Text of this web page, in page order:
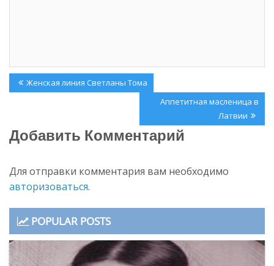
Навигация
по
Previous
Post:
Женская линия Светланы Тома
Next
Аппетитная масленица в
Латвии
Добавить Комментарий
Для отправки комментария вам необходимо
авторизоваться.
POPULAR POSTS